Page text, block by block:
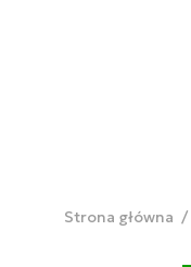
Strona główna